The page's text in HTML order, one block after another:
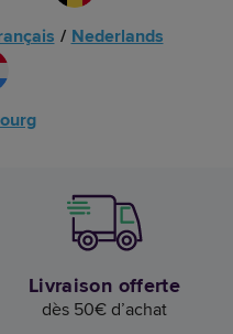
/ Nederlands
Livraison offerte
dès 50€ d’achat